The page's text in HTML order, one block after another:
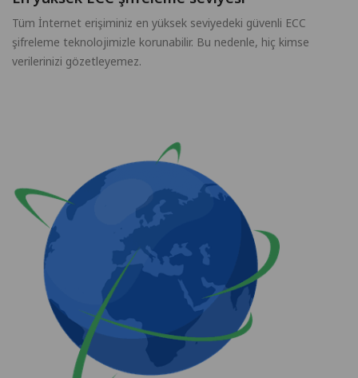
Tüm İnternet erişiminiz en yüksek seviyedeki güvenli ECC
şifreleme teknolojimizle korunabilir. Bu nedenle, hiç kimse
verilerinizi gözetleyemez.